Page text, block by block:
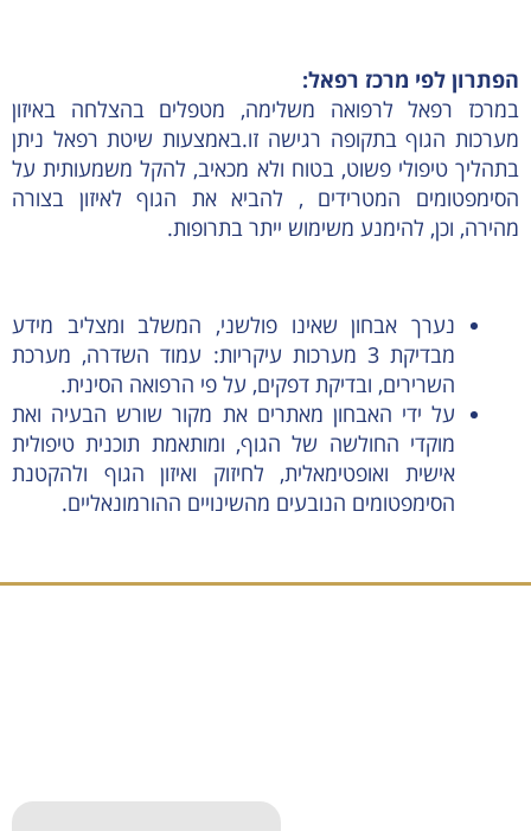
הפתרון לפי מרכז רפאל:
במרכז רפאל לרפואה משלימה, מטפלים בהצלחה באיזון
מערכות הגוף בתקופה רגישה זו.באמצעות שיטת רפאל ניתן
בתהליך טיפולי פשוט, בטוח ולא מכאיב, להקל משמעותית על
הסימפטומים המטרידים , להביא את הגוף לאיזון בצורה
מהירה, וכן, להימנע משימוש ייתר בתרופות.
נערך אבחון שאינו פולשני, המשלב ומצליב מידע
מבדיקת 3 מערכות עיקריות: עמוד השדרה, מערכת
השרירים, ובדיקת דפקים, על פי הרפואה הסינית.
על ידי האבחון מאתרים את מקור שורש הבעיה ואת
מוקדי החולשה של הגוף, ומותאמת תוכנית טיפולית
אישית ואופטימאלית, לחיזוק ואיזון הגוף ולהקטנת
הסימפטומים הנובעים מהשינויים ההורמונאליים.